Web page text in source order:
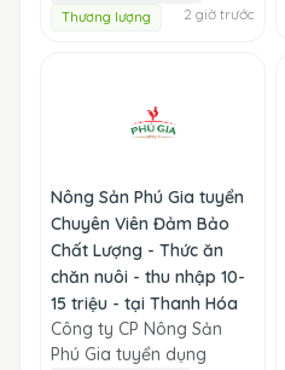
Thương lượng
2 giờ trước
Nông Sản Phú Gia tuyển
Chuyên Viên Đảm Bảo
Chất Lượng - Thức ăn
chăn nuôi - thu nhập 10-
15 triệu - tại Thanh Hóa
Công ty CP Nông Sản
Phú Gia tuyển dụng